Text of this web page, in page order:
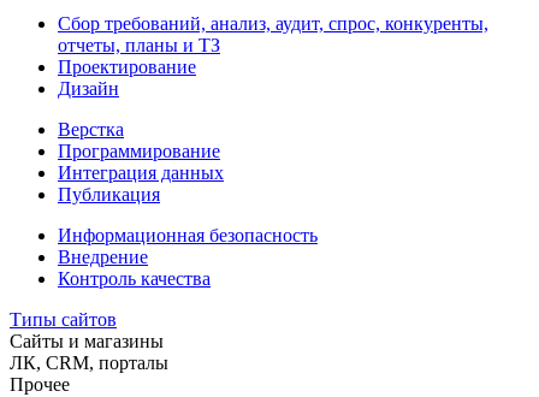
Сбор требований, анализ, аудит, спрос, конкуренты,
отчеты, планы и ТЗ
Проектирование
Дизайн
Верстка
Программирование
Интеграция данных
Публикация
Информационная безопасность
Внедрение
Контроль качества
Типы сайтов
Сайты и магазины
ЛК, CRM, порталы
Прочее